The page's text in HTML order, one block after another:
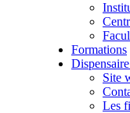
Formations
Site
Les